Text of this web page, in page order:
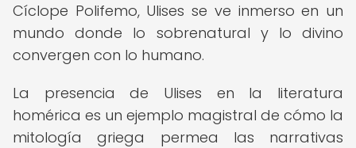
Cíclope Polifemo, Ulises se ve inmerso en un
mundo donde lo sobrenatural y lo divino
convergen con lo humano.
La presencia de Ulises en la literatura
homérica es un ejemplo magistral de cómo la
mitología griega permea las narrativas